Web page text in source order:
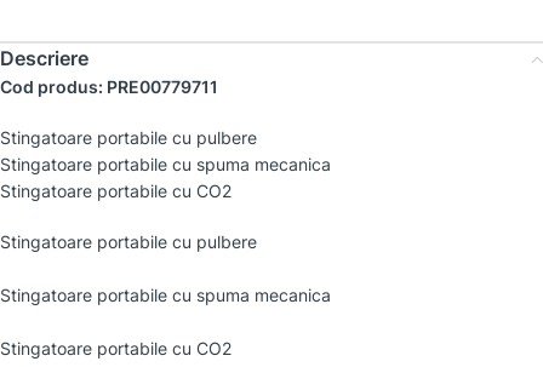
Descriere
Cod produs: PRE00779711
Stingatoare portabile cu pulbere
Stingatoare portabile cu spuma mecanica
Stingatoare portabile cu CO2
Stingatoare portabile cu pulbere
Stingatoare portabile cu spuma mecanica
Stingatoare portabile cu CO2